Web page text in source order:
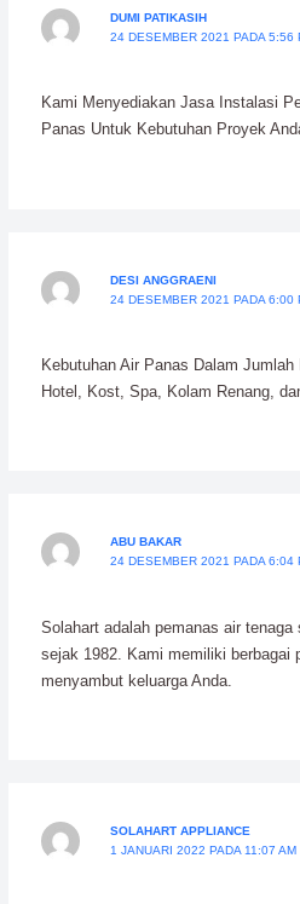
DUMI PATIKASIH
24 DESEMBER 2021 PADA 5:56
Kami Menyediakan Jasa Instalasi
Panas Untuk Kebutuhan Proyek
DESI ANGGRAENI
24 DESEMBER 2021 PADA 6:00
Kebutuhan Air Panas Dalam
Hotel, Kost, Spa, Kolam Renang,
ABU BAKAR
24 DESEMBER 2021 PADA 6:04
Solahart adalah pemanas air
sejak 1982. Kami memiliki berbagai
menyambut keluarga Anda.
SOLAHART APPLIANCE
1 JANUARI 2022 PADA 11:07 AM